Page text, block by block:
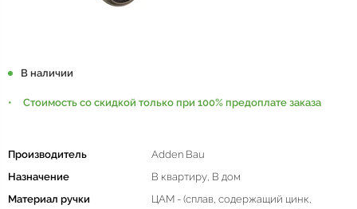
В наличии
Стоимость со скидкой только при 100% предоплате заказа
Производитель
Adden Bau
Назначение
В квартиру, В дом
Материал ручки
ЦАМ - (сплав, содержащий цинк,